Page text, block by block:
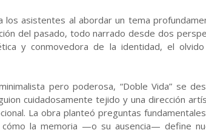
los asistentes al abordar un tema
del pasado, todo narrado desde dos
y conmovedora de la identidad, el
pero poderosa, “Doble Vida” se
cuidadosamente tejido y una dirección
La obra planteó preguntas
la memoria —o su ausencia— define